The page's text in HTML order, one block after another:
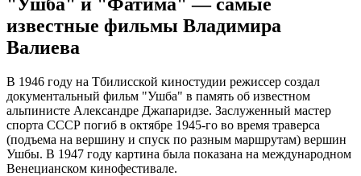
известные фильмы Владимира
Валиева
В 1946 году на Тбилисской киностудии режиссер создал
документальный фильм "Ушба" в память об известном
альпинисте Александре Джапаридзе. Заслуженный мастер
спорта СССР погиб в октябре 1945-го во время траверса
(подъема на вершину и спуск по разным маршрутам) вершин
Ушбы. В 1947 году картина была показана на международном
Венецианском кинофестивале.